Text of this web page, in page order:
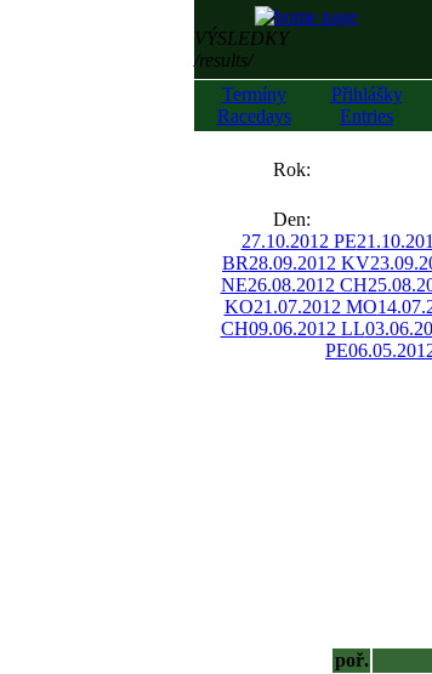
VÝSLEDKY
/results/
Termíny
Racedays
Přihlášky
Entries
Rok:
Den:
27.10.2012 PE
BR28.09.2012 KV
NE26.08.2012 CH
KO21.07.2012 MO
CH09.06.2012 LL
PE
poř.